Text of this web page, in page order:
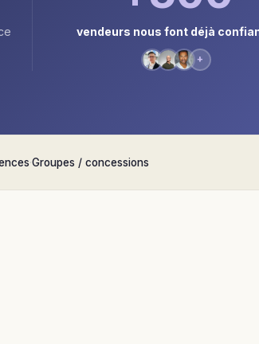
vendeurs nous font déjà
+
·Groupes / concessions